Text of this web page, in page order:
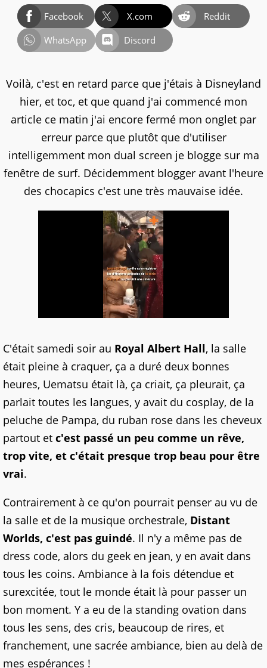
Facebook X.com
Reddit
WhatsApp
Discord
Voilà, c'est en retard parce que j'étais à Disneyland
hier, et toc, et que quand j'ai commencé mon
article ce matin j'ai encore fermé mon onglet par
erreur parce que plutôt que d'utiliser
intelligemment mon dual screen je blogge sur ma
fenêtre de surf. Décidemment blogger avant l'heure
des chocapics c'est une très mauvaise idée.
C'était samedi soir au Royal Albert Hall, la salle
était pleine à craquer, ça a duré deux bonnes
heures, Uematsu était là, ça criait, ça pleurait, ça
parlait toutes les langues, y avait du cosplay, de la
peluche de Pampa, du ruban rose dans les cheveux
partout et c'est passé un peu comme un rêve,
trop vite, et c'était presque trop beau pour être
vrai.
Contrairement à ce qu'on pourrait penser au vu de
la salle et de la musique orchestrale, Distant
Worlds, c'est pas guindé. Il n'y a même pas de
dress code, alors du geek en jean, y en avait dans
tous les coins. Ambiance à la fois détendue et
surexcitée, tout le monde était là pour passer un
bon moment. Y a eu de la standing ovation dans
tous les sens, des cris, beaucoup de rires, et
franchement, une sacrée ambiance, bien au delà de
mes espérances !